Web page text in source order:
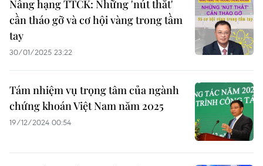
Nâng hạng TTCK: Những 'nút thắt'
cần tháo gỡ và cơ hội vàng trong tầm
tay
30/01/2025 23:22
Tám nhiệm vụ trọng tâm của ngành
chứng khoán Việt Nam năm 2025
19/12/2024 00:54